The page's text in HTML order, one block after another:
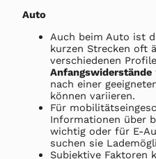
Auto
Auch beim Auto ist
kurzen Strecken oft
verschiedenen
Anfangswiderstände
nach einer
können variieren.
Für
Informationen über
wichtig oder für E-
suchen sie
Subjektive Faktoren